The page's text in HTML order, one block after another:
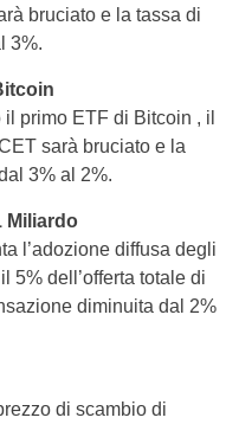
bruciato e la tassa di
3%.
primo ETF di Bitcoin , il
sarà bruciato e la
3% al 2%.
Miliardo
l’adozione diffusa degli
5% dell’offerta totale di
diminuita dal 2%
di scambio di